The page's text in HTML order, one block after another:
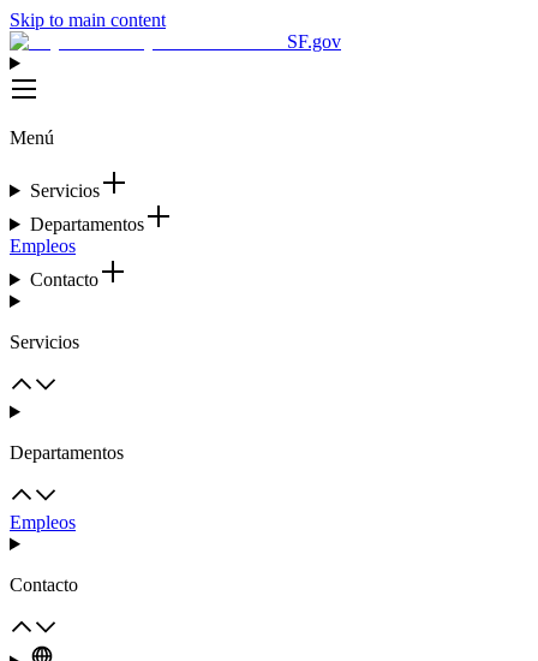
Skip to main content
SF.gov
Menú
Servicios
Departamentos
Empleos
Contacto
Servicios
Departamentos
Empleos
Contacto